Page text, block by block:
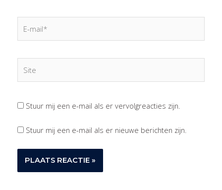
mail*
Stuur mij een e-mail als er vervolgreacties zijn.
Stuur mij een e-mail als er nieuwe berichten zijn.